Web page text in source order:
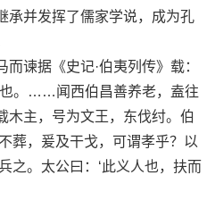
承并发挥了儒家学说，成为孔
谏据《史记·伯夷列传》载：
。……闻西伯昌善养老，盍往
木主，号为文王，东伐纣。伯
葬，爰及干戈，可谓孝乎？以
之。太公曰：‘此义人也，扶而